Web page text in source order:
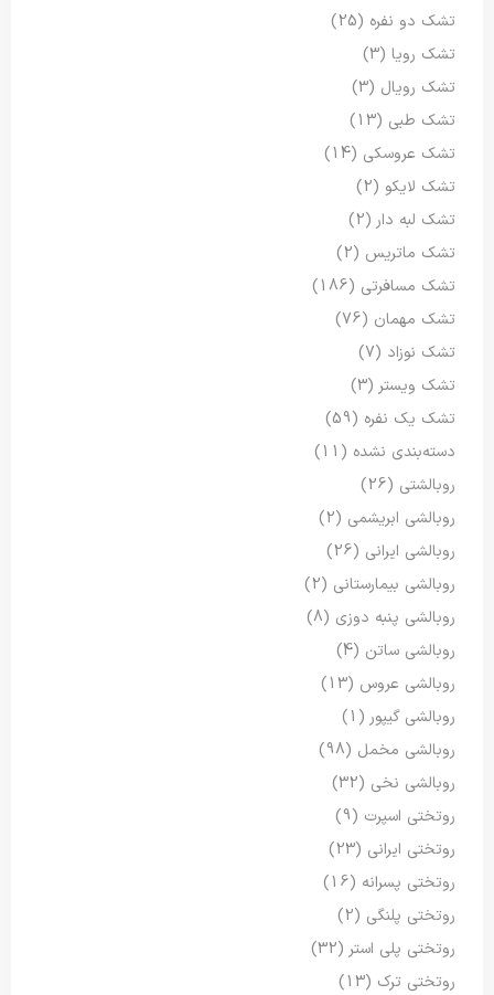
تشک دو نفره (25)
تشک رویا (3)
تشک رویال (3)
تشک طبی (13)
تشک عروسکی (14)
تشک لایکو (2)
تشک لبه دار (2)
تشک ماتریس (2)
تشک مسافرتی (186)
تشک مهمان (76)
تشک نوزاد (7)
تشک ویستر (3)
تشک یک نفره (59)
دسته‌بندی نشده (11)
روبالشتی (26)
روبالشی ابریشمی (2)
روبالشی ایرانی (26)
روبالشی بیمارستانی (2)
روبالشی پنبه دوزی (8)
روبالشی ساتن (4)
روبالشی عروس (13)
روبالشی گیپور (1)
روبالشی مخمل (98)
روبالشی نخی (32)
روتختی اسپرت (9)
روتختی ایرانی (23)
روتختی پسرانه (16)
روتختی پلنگی (2)
روتختی پلی استر (32)
روتختی ترک (13)